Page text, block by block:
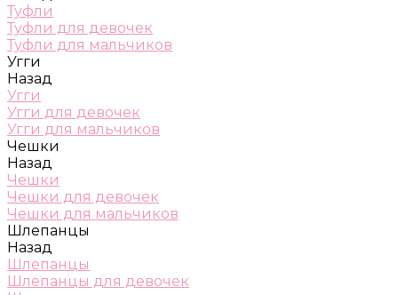
Туфли
Туфли для девочек
Туфли для мальчиков
Угги
Назад
Угги
Угги для девочек
Угги для мальчиков
Чешки
Назад
Чешки
Чешки для девочек
Чешки для мальчиков
Шлепанцы
Назад
Шлепанцы
Шлепанцы для девочек